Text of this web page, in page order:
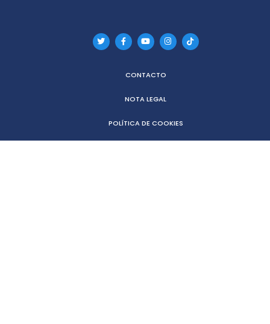
CONTACTO
NOTA LEGAL
POLÍTICA DE COOKIES